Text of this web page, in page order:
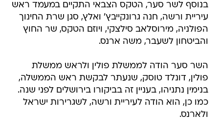
בנוסף לשר סער, הטקס הצבאי התקיים במעמד ראש
עיריית ורשה, חנה גרונקייבץ' ואלץ, סגן שרת החינוך
הפולניה, מירוסלאב סילצקי, ויוזם הטקס, שר החוץ
והביטחון לשעבר, משה ארנס.
השר סער הודה לממשלת פולין ולראש ממשלת
פולין, דונלד טוסק, שנעתר לבקשת ראש הממשלה,
בנימין נתניהו, בעניין זה בביקורו בירושלים לפני שנה.
כמו כן, הוא הודה לעיריית ורשה, לשגרירות ישראל
ולארנס.